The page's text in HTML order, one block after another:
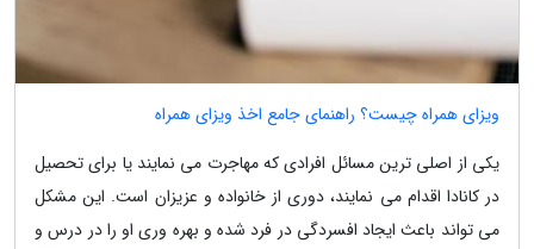
ویزای همراه چیست؟ راهنمای جامع اخذ ویزای همراه
یکی از اصلی ترین مسائل افرادی که مهاجرت می نمایند یا برای تحصیل
در کانادا اقدام می نمایند، دوری از خانواده و عزیزان است. این مشکل
می تواند باعث ایجاد افسردگی در فرد شده و بهره وری او را در درس و